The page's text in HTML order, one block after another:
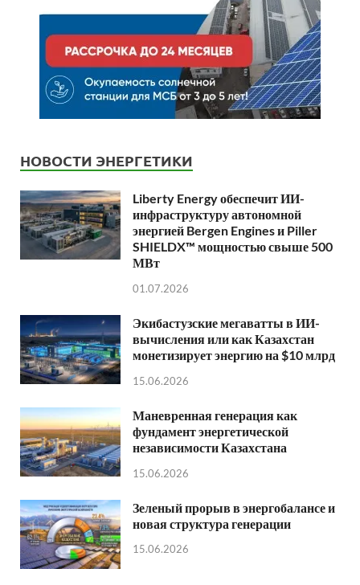
НОВОСТИ ЭНЕРГЕТИКИ
Liberty Energy обеспечит ИИ-
инфраструктуру автономной
энергией Bergen Engines и Piller
SHIELDX™ мощностью свыше 500
МВт
01.07.2026
Экибастузские мегаватты в ИИ-
вычисления или как Казахстан
монетизирует энергию на $10 млрд
15.06.2026
Маневренная генерация как
фундамент энергетической
независимости Казахстана
15.06.2026
Зеленый прорыв в энергобалансе и
новая структура генерации
15.06.2026